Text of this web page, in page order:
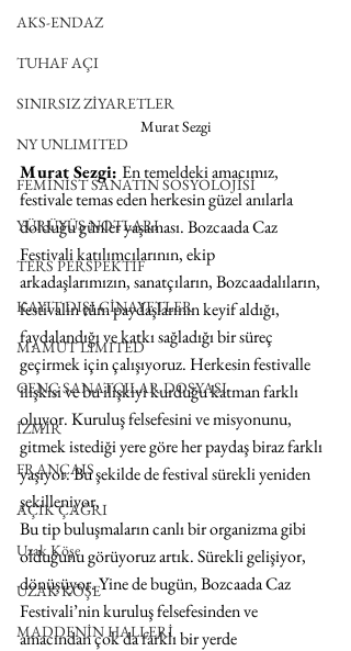
AKS-ENDAZ
TUHAF AÇI
SINIRSIZ ZİYARETLER
NY UNLIMITED
FEMİNİST SANATIN SOSYOLOJİSİ
YÜRÜYÜŞ NOTLARI
TERS PERSPEKTİF
KAYIT DIŞI CİNAYETLER
MAMUT LIMITED
GENÇ SANATÇILAR DOSYASI
İZMİR
FRANÇAIS
AÇIK ÇAĞRI
Uzak Köşe
UZAK KÖŞE
MADDENİN HALLERİ
Murat Sezgi
Murat Sezgi: En temeldeki amacımız,
festivale temas eden herkesin güzel anılarla
dolduğu günler yaşaması. Bozcaada Caz
Festivali katılımcılarının, ekip
arkadaşlarımızın, sanatçıların, Bozcaadalıların,
festivalin tüm paydaşlarının keyif aldığı,
faydalandığı ve katkı sağladığı bir süreç
geçirmek için çalışıyoruz. Herkesin festivalle
ilişkisi ve bu ilişkiyi kurduğu katman farklı
oluyor. Kuruluş felsefesini ve misyonunu,
gitmek istediği yere göre her paydaş biraz farklı
yaşıyor. Bu şekilde de festival sürekli yeniden
şekilleniyor.
Bu tip buluşmaların canlı bir organizma gibi
olduğunu görüyoruz artık. Sürekli gelişiyor,
dönüşüyor. Yine de bugün, Bozcaada Caz
Festivali’nin kuruluş felsefesinden ve
amacından çok da farklı bir yerde